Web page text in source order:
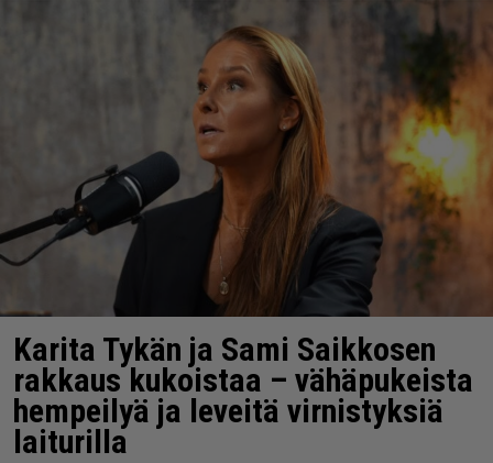
Karita Tykän ja Sami Saikkosen
rakkaus kukoistaa – vähäpukeista
hempeilyä ja leveitä virnistyksiä
laiturilla